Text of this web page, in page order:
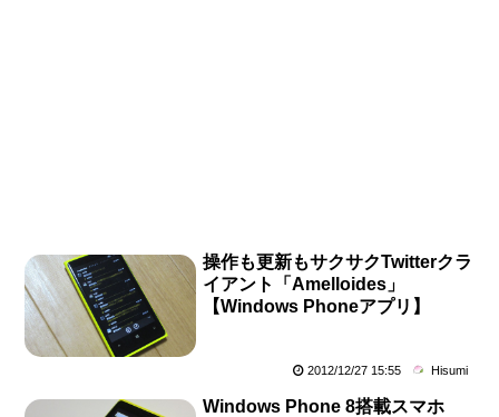
操作も更新もサクサクTwitterクラ
イアント「Amelloides」
【Windows Phoneアプリ】
2012/12/27 15:55 Hisumi
Windows Phone 8搭載スマホ